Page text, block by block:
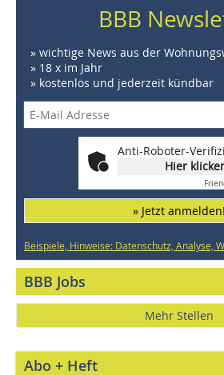
BBB
» wichtige News aus der
» 18 x im Jahr
» kostenlos und jederzeit kündbar
Anti-Roboter-
Hier
» Jetzt anmelden!
Beispiele, Hinweise: Datenschutz, Analyse,
BBB Jobs
Mehr Stellen
Abo + Heft